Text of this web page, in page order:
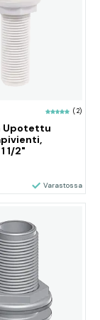
(2)
Upotettu
1/2"
Varastossa